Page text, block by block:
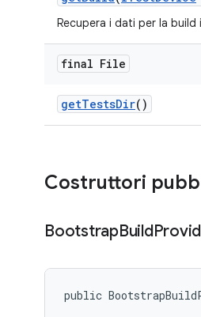
Recupera i dati per la build
final File
getTestsDir()
Costruttori
BootstrapBuild
public